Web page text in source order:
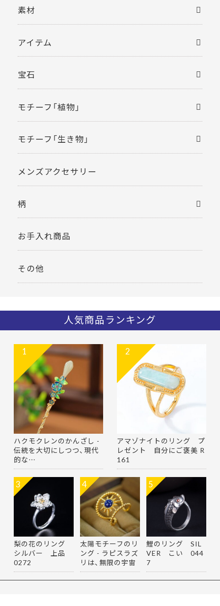
素材
アイテム
宝石
モチーフ「植物」
モチーフ「生き物」
メンズアクセサリー
柄
お手入れ商品
その他
人気商品ランキング
ハクモクレンのかんざし -
伝統を大切にしつつ、現代
的な…
1
アマゾナイトのリング プ
レゼント 自分にご褒美 R
161
2
梨の花のリング
シルバー 上品
0272
3
太陽モチーフのリ
ング - ラピスラズ
リは、無限の宇宙
を思…
4
鯉のリング SIL
VER こい 044
7
5